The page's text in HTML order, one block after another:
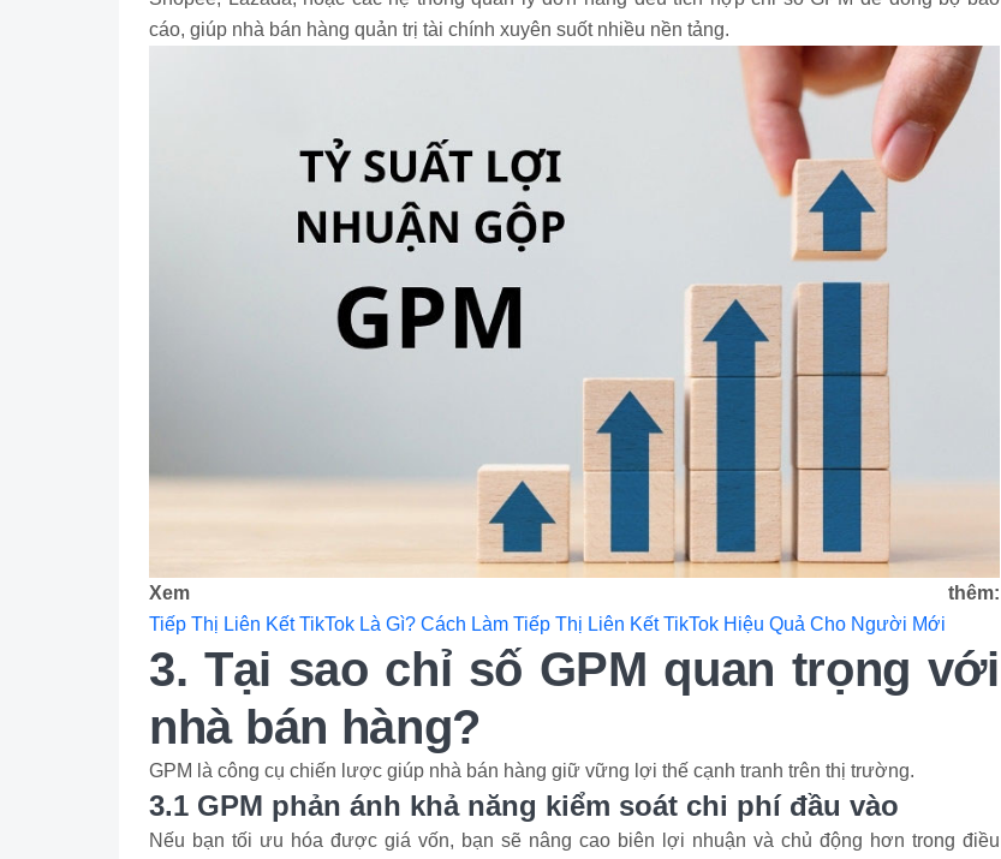
cáo, giúp nhà bán hàng quản trị tài chính xuyên suốt nhiều nền tảng.
Xem thêm:
Tiếp Thị Liên Kết TikTok Là Gì? Cách Làm Tiếp Thị Liên Kết TikTok Hiệu Quả Cho Người Mới
3. Tại sao chỉ số GPM quan trọng với
nhà bán hàng?
GPM là công cụ chiến lược giúp nhà bán hàng giữ vững lợi thế cạnh tranh trên thị trường.
3.1 GPM phản ánh khả năng kiểm soát chi phí đầu vào
Nếu bạn tối ưu hóa được giá vốn, bạn sẽ nâng cao biên lợi nhuận và chủ động hơn trong điều